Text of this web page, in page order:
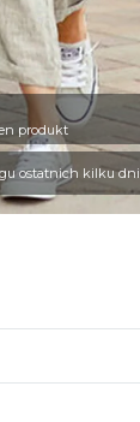
produkt
ostatnich kilku dni